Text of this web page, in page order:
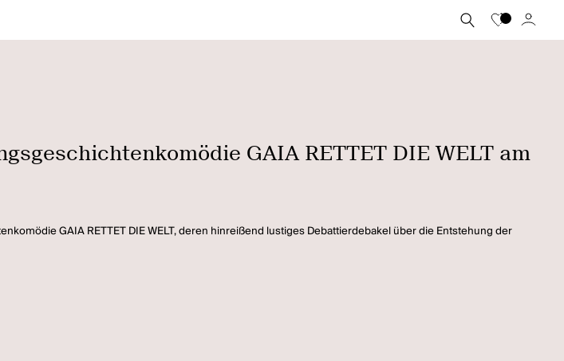
GAIA RETTET DIE WELT am
GAIA RETTET DIE WELT, deren hinreißend lustiges Debattierdebakel über die Entstehung der